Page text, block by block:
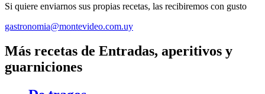
Si quiere enviarnos sus propias recetas, las recibiremos con gusto
gastronomia@montevideo.com.uy
Más recetas de Entradas, aperitivos y
guarniciones